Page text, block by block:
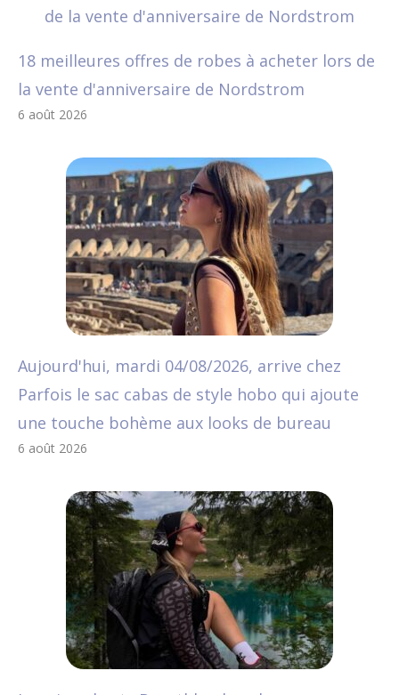
18 meilleures offres de robes à acheter lors de
la vente d'anniversaire de Nordstrom
6 août 2026
Aujourd'hui, mardi 04/08/2026, arrive chez
Parfois le sac cabas de style hobo qui ajoute
une touche bohème aux looks de bureau
6 août 2026